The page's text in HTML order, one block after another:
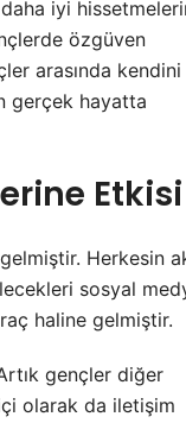
iyi
özgüven
arasında kendini
gerçek hayatta
Etkisi
Herkesin
sosyal
haline gelmiştir.
gençler diğer
olarak da iletişim